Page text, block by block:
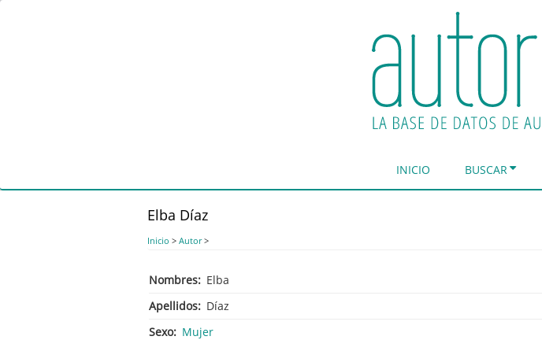
INICIO BUSCAR
Elba Díaz
Inicio > Autor>
Nombres
Elba
Apellidos
Díaz
Sexo
Mujer